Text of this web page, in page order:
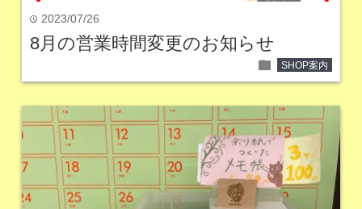
time 2023/07/26
8月の営業時間変更のお知らせ
folder SHOP案内